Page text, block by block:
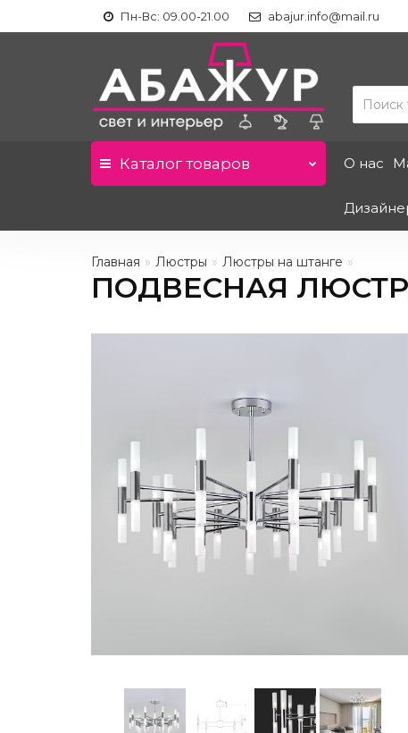
Пн-Вс: 09.00-21.00 abajur.info@mail.ru
Каталогтоваров О нас
Главная Люстры Люстры на штанге
ПОДВЕСНАЯ ЛЮСТРА